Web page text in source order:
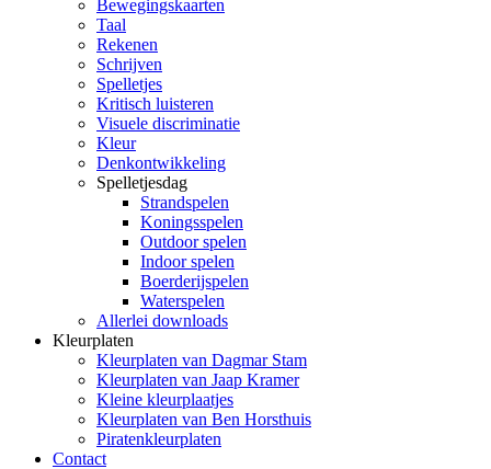
Bewegingskaarten
Taal
Rekenen
Schrijven
Spelletjes
Kritisch luisteren
Visuele discriminatie
Kleur
Denkontwikkeling
Spelletjesdag
Strandspelen
Koningsspelen
Outdoor spelen
Indoor spelen
Boerderijspelen
Waterspelen
Allerlei downloads
Kleurplaten
Kleurplaten van Dagmar Stam
Kleurplaten van Jaap Kramer
Kleine kleurplaatjes
Kleurplaten van Ben Horsthuis
Piratenkleurplaten
Contact